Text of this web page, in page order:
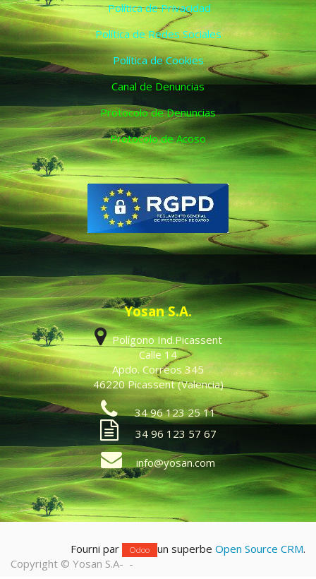
Política de Privacidad
Política de Redes Sociales
Política de Cookies
Canal de Denuncias
Protocolo de Denuncias
Protocolo de Acoso
Yosan S.A.
Polígono Ind.Picassent
Calle 14
Apdo. Correos 345
46220 Picassent (Valencia)
34 96 123 25 11
34 96 123 57 67
info@yosan.com
Fourni par Odoo un superbe Open Source CRM.
Copyright © Yosan S.A- -